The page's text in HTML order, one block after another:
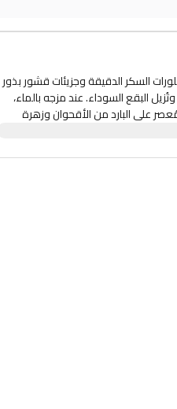
السكر الدقيقة وجزيئات قشور بذور
البقع السوداء. عند مزجه بالماء،
على البارد من الأقحوان وزهرة
الفلتر الدقيق الطبيعي الواقي،
جافة تمامًا أو باستخدام ملعقة